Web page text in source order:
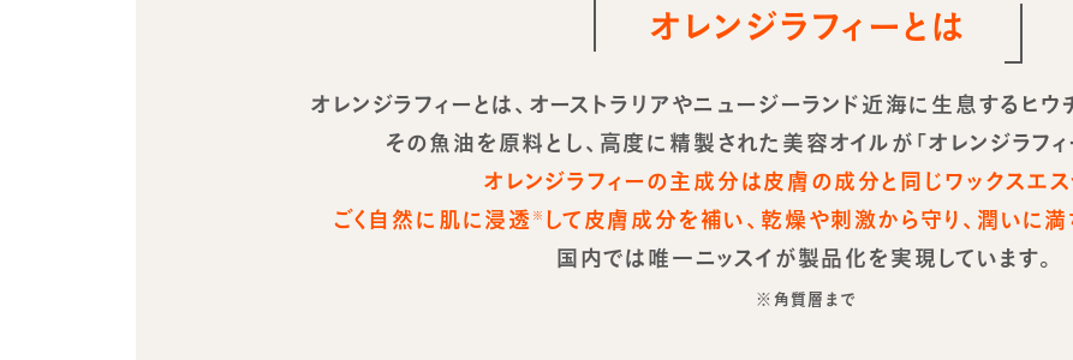
オレンジラフィーとは
オレンジラフィーとは、オーストラリアやニュージーランド近海に生息するヒ
その魚油を原料とし、高度に精製された美容オイルが「オレンジラフィ
オレンジラフィーの主成分は皮膚の成分と同じワックスエス
ごく自然に肌に浸透 ※ して皮膚成分を補い、乾燥や刺激から守り、潤いに満
国内では唯一ニッスイが製品化を実現しています。
※角質層まで